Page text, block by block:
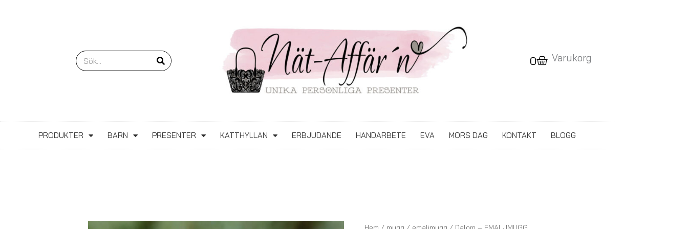
Sök 0
Varukorg
Varukorg
PRODUKTER BARN PRESENTER KATTHYLLAN ERBJUDANDE HANDARBETE EVA MORS DAG KONTAKT BLOGG